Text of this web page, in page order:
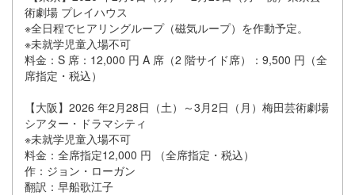
術劇場 プレイハウス
※全日程でヒアリングループ（磁気ループ）を作動予定。
※未就学児童入場不可
料金：S 席：12,000 円 A 席（2 階サイド席）：9,500 円（全
席指定・税込）
【大阪】2026 年2月28日（土）～3月2日（月）梅田芸術劇場
シアター・ドラマシティ
※未就学児童入場不可
料金：全席指定12,000 円 （全席指定・税込）
作：ジョン・ローガン
翻訳：早船歌江子